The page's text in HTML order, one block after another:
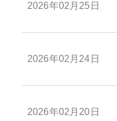
2026年02月25日
2026年02月24日
2026年02月20日